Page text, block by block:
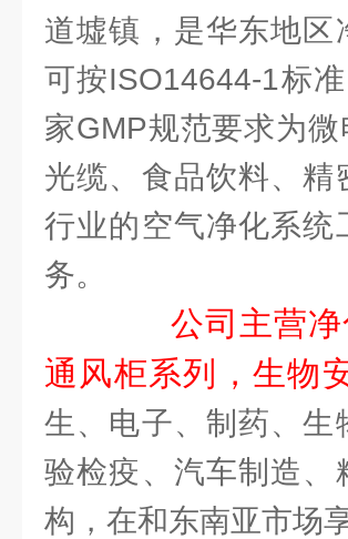
道墟镇，是华东地
可按ISO14644-1标
家GMP规范要求为
光缆、食品饮料、
行业的空气净化系统
务。
公司主营
通风柜系列，生物
生、电子、制药、生
验检疫、汽车制造、
构，在和东南亚市场